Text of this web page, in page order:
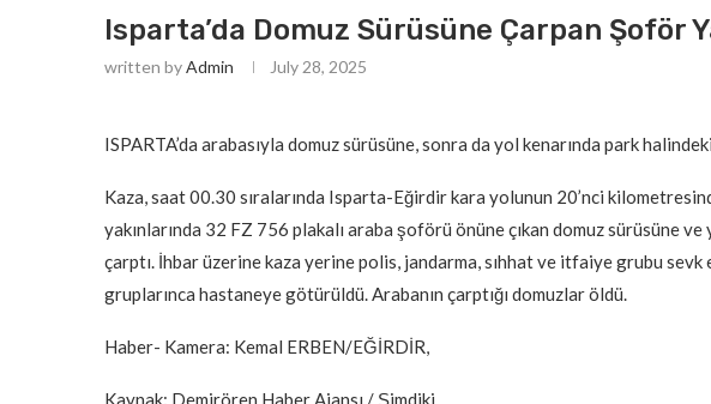
Isparta’da Domuz Sürüsüne Çarpan Şoför
written byAdmin July 28, 2025
ISPARTA’da arabasıyla domuz sürüsüne, sonra da yol kenarında park
Kaza, saat 00.30 sıralarında Isparta-Eğirdir kara yolunun 20’nci
yakınlarında 32 FZ 756 plakalı araba şoförü önüne çıkan domuz sürüsüne
çarptı. İhbar üzerine kaza yerine polis, jandarma, sıhhat ve itfaiye grubu
gruplarınca hastaneye götürüldü. Arabanın çarptığı domuzlar öldü.
Haber- Kamera: Kemal ERBEN/EĞİRDİR,
Kaynak: Demirören Haber Ajansı / Şimdiki